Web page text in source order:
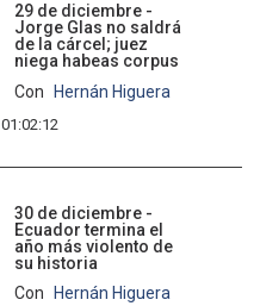
29 de diciembre -
Jorge Glas no saldrá
de la cárcel; juez
niega habeas corpus
Con
Hernán Higuera
01:02:12
30 de diciembre -
Ecuador termina el
año más violento de
su historia
Con
Hernán Higuera